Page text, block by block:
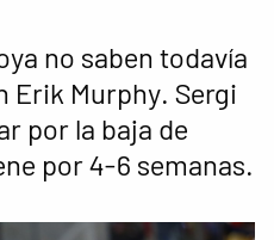
no saben todavía
Erik Murphy. Sergi
por la baja de
por 4-6 semanas.